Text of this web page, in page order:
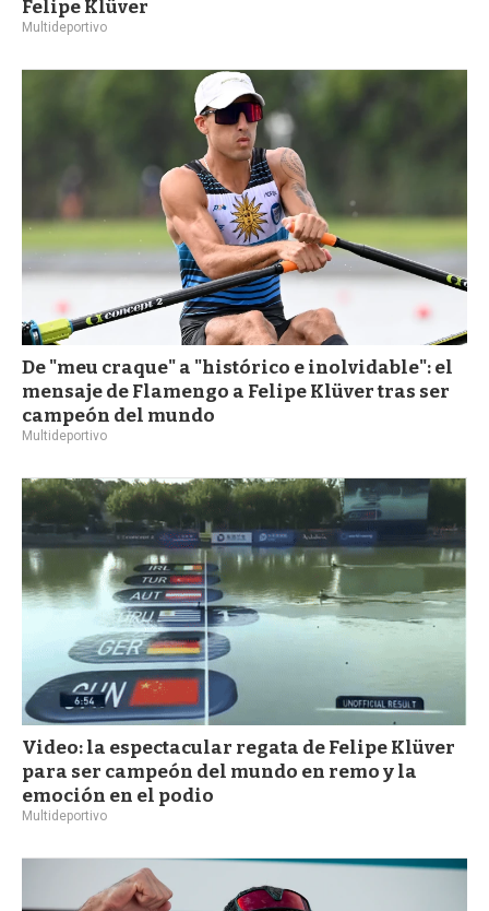
Felipe Klüver
Multideportivo
De "meu craque" a "histórico e inolvidable": el
mensaje de Flamengo a Felipe Klüver tras ser
campeón del mundo
Multideportivo
Video: la espectacular regata de Felipe Klüver
para ser campeón del mundo en remo y la
emoción en el podio
Multideportivo